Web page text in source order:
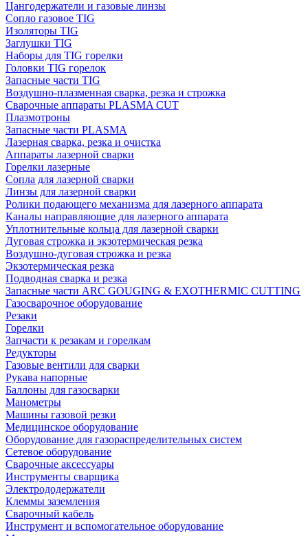
Цангодержатели и газовые линзы
Сопло газовое TIG
Изоляторы TIG
Заглушки TIG
Наборы для TIG горелки
Головки TIG горелок
Запасные части TIG
Воздушно-плазменная сварка, резка и строжка
Сварочные аппараты PLASMA CUT
Плазмотроны
Запасные части PLASMA
Лазерная сварка, резка и очистка
Аппараты лазерной сварки
Горелки лазерные
Сопла для лазерной сварки
Линзы для лазерной сварки
Ролики подающего механизма для лазерного аппарата
Каналы направляющие для лазерного аппарата
Уплотнительные кольца для лазерной сварки
Дуговая строжка и экзотермическая резка
Воздушно-дуговая строжка и резка
Экзотермическая резка
Подводная сварка и резка
Запасные части ARC GOUGING & EXOTHERMIC CUTTING
Газосварочное оборудование
Резаки
Горелки
Запчасти к резакам и горелкам
Редукторы
Газовые вентили для сварки
Рукава напорные
Баллоны для газосварки
Манометры
Машины газовой резки
Медицинское оборудование
Оборудование для газораспределительных систем
Сетевое оборудование
Сварочные аксессуары
Инструменты сварщика
Электрододержатели
Клеммы заземления
Сварочный кабель
Инструмент и вспомогательное оборудование